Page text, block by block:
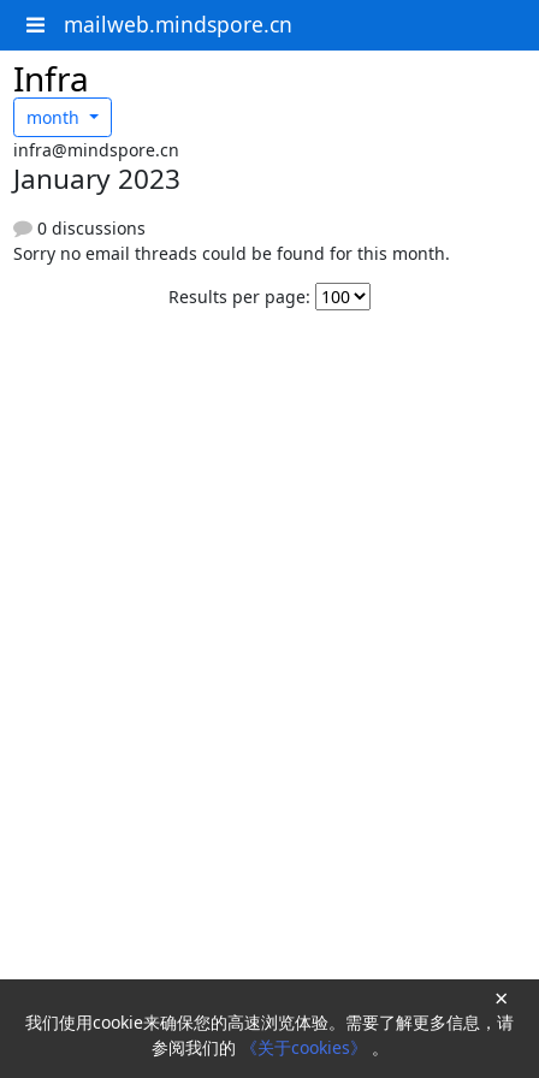
mailweb.mindspore.cn
Infra
month
infra@mindspore.cn
January 2023
0 discussions
Sorry no email threads could be found for this month.
Results per page:
Powered byHyperKitty
我们使用cookie来确保您的高速浏览体验。需要了解更多信息，请
参阅我们的
《关于cookies》 。
×